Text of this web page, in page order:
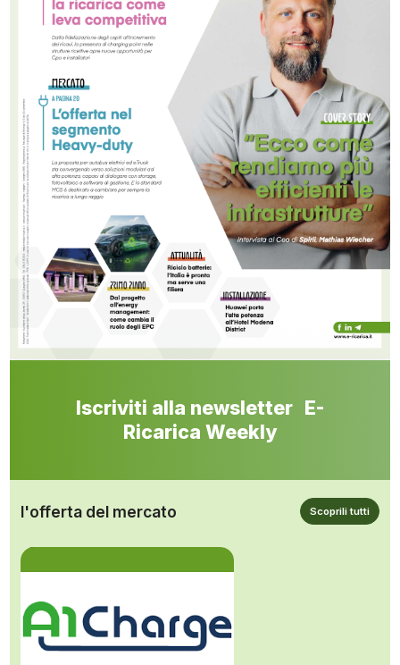
Iscriviti alla newsletter E-
Ricarica Weekly
l'offerta del mercato Scoprili tutti